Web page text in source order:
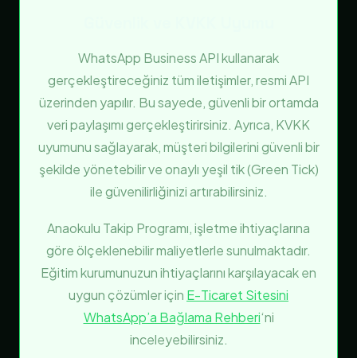
WhatsApp Business API kullanarak
gerçekleştireceğiniz tüm iletişimler, resmi API
üzerinden yapılır. Bu sayede, güvenli bir ortamda
veri paylaşımı gerçekleştirirsiniz. Ayrıca, KVKK
uyumunu sağlayarak, müşteri bilgilerini güvenli bir
şekilde yönetebilir ve onaylı yeşil tik (Green Tick)
ile güvenilirliğinizi artırabilirsiniz.
Anaokulu Takip Programı, işletme ihtiyaçlarına
göre ölçeklenebilir maliyetlerle sunulmaktadır.
Eğitim kurumunuzun ihtiyaçlarını karşılayacak en
uygun çözümler için E-Ticaret Sitesini
WhatsApp’a Bağlama Rehberi‘ni
inceleyebilirsiniz.